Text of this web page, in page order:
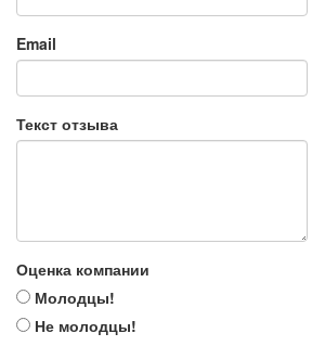
Email
Текст отзыва
Оценка компании
Молодцы!
Не молодцы!